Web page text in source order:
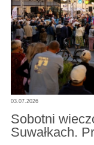
03.07.2026
Sobotni
Suwałkach.